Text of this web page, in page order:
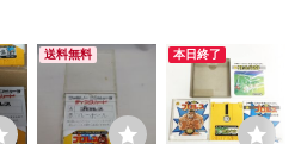
送料無料 本日終了